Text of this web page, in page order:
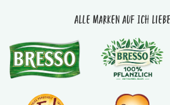
Alle Marken auf Ich